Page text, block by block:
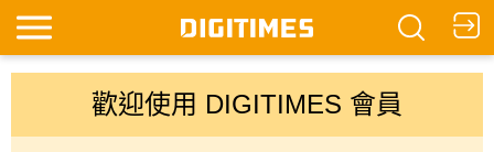
歡迎使用 DIGITIMES 會員